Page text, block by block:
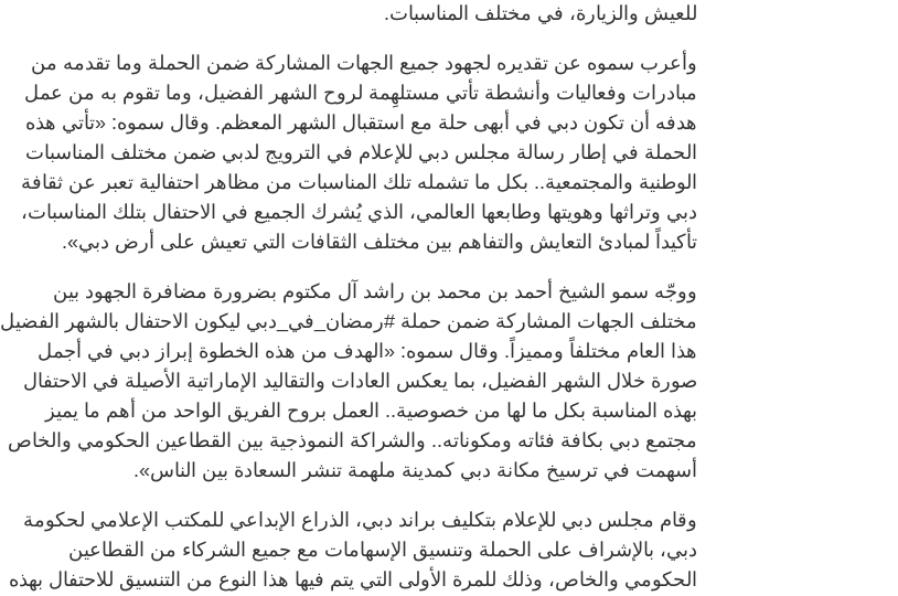
للعيش والزيارة، في مختلف المناسبات.
وأعرب سموه عن تقديره لجهود جميع الجهات المشاركة ضمن الحملة وما تقدمه من
مبادرات وفعاليات وأنشطة تأتي مستلهِمة لروح الشهر الفضيل، وما تقوم به من عمل
هدفه أن تكون دبي في أبهى حلة مع استقبال الشهر المعظم. وقال سموه: «تأتي هذه
الحملة في إطار رسالة مجلس دبي للإعلام في الترويج لدبي ضمن مختلف المناسبات
الوطنية والمجتمعية.. بكل ما تشمله تلك المناسبات من مظاهر احتفالية تعبر عن ثقافة
دبي وتراثها وهويتها وطابعها العالمي، الذي يُشرك الجميع في الاحتفال بتلك المناسبات،
تأكيداً لمبادئ التعايش والتفاهم بين مختلف الثقافات التي تعيش على أرض دبي».
ووجّه سمو الشيخ أحمد بن محمد بن راشد آل مكتوم بضرورة مضافرة الجهود بين
مختلف الجهات المشاركة ضمن حملة #رمضان_في_دبي ليكون الاحتفال بالشهر الفضيل
هذا العام مختلفاً ومميزاً. وقال سموه: «الهدف من هذه الخطوة إبراز دبي في أجمل
صورة خلال الشهر الفضيل، بما يعكس العادات والتقاليد الإماراتية الأصيلة في الاحتفال
بهذه المناسبة بكل ما لها من خصوصية.. العمل بروح الفريق الواحد من أهم ما يميز
مجتمع دبي بكافة فئاته ومكوناته.. والشراكة النموذجية بين القطاعين الحكومي والخاص
أسهمت في ترسيخ مكانة دبي كمدينة ملهمة تنشر السعادة بين الناس».
وقام مجلس دبي للإعلام بتكليف براند دبي، الذراع الإبداعي للمكتب الإعلامي لحكومة
دبي، بالإشراف على الحملة وتنسيق الإسهامات مع جميع الشركاء من القطاعين
الحكومي والخاص، وذلك للمرة الأولى التي يتم فيها هذا النوع من التنسيق للاحتفال بهذه